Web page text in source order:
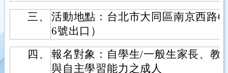
三、
活動地點：台北市大同區南京西路
6號出口）
四、
報名對象：自學生/一般生家長、教
與自主學習能力之成人